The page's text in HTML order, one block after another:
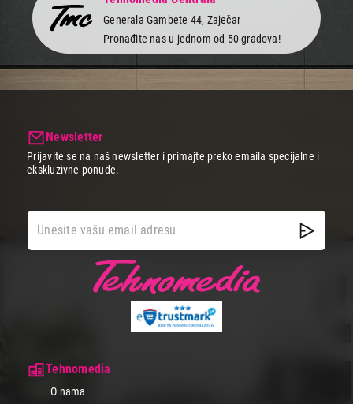
Generala Gambete 44, Zaječar
Pronađite nas u jednom od 50 gradova!
Tehnomedia
O nama
Newsletter
Prijavite se na naš newsletter i primajte preko emaila specijalne i
ekskluzivne ponude.